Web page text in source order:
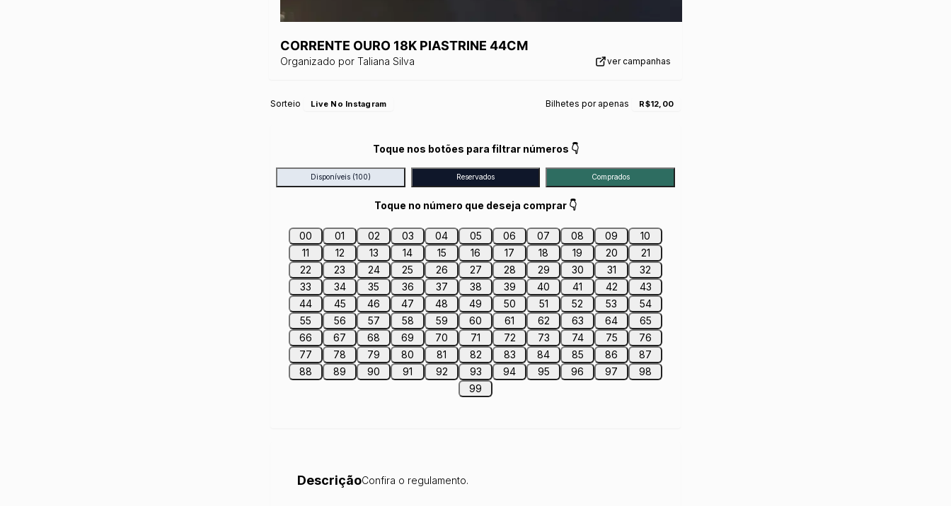
CORRENTE OURO 18K PIASTRINE 44CM
Organizado por Taliana Silva ver campanhas
Sorteio Live No Instagram Bilhetes por apenas R$12,00
Toque nos botões para filtrar números 👇
Disponíveis (100) Reservados Comprados
Toque no número que deseja comprar 👇
00 01 02 03 04 05 06 07 08 09
10
11
12 13 14 15 16 17 18 19 20
21
22
23 24 25 26 27 28 29 30 31
32
33
34 35 36 37 38 39 40 41 42
43
44
45 46 47 48 49 50 51 52 53
54
55
56 57 58 59 60 61 62 63 64
65
66
67 68 69 70 71 72 73 74 75
76
77
78 79 80 81 82 83 84 85 86
87
88
89 90 91 92 93 94 95 96 97
98
99
DescriçãoConfira o regulamento.